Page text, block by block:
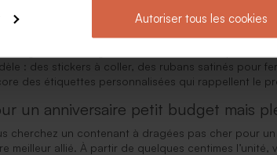
Autoriser tous les cookies
de transformer un simple contenant dragées en
un prénom, une date, une photo, une étiquette
designers ont imaginé des collections ludiques et
: des stickers à coller, des rubans satinés pour
des étiquettes personnalisées qui rappellent le
un anniversaire petit budget mais
cherchez un contenant à dragées pas cher pour
meilleur allié. À partir de quelques centimes l’unité,